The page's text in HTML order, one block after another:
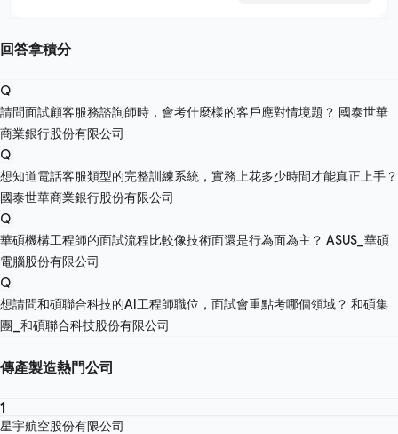
回答拿積分
Q
請問面試顧客服務諮詢師時，會考什麼樣的客戶應對情境題？ 國泰世華
商業銀行股份有限公司
Q
想知道電話客服類型的完整訓練系統，實務上花多少時間才能真正上手？
國泰世華商業銀行股份有限公司
Q
華碩機構工程師的面試流程比較像技術面還是行為面為主？ ASUS_華碩
電腦股份有限公司
Q
想請問和碩聯合科技的AI工程師職位，面試會重點考哪個領域？ 和碩集
團_和碩聯合科技股份有限公司
傳產製造熱門公司
1
星宇航空股份有限公司